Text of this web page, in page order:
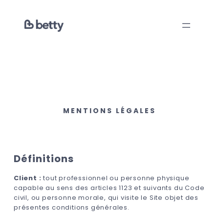
contenu
MENTIONS LÉGALES
Définitions
Client : tout professionnel ou personne physique
capable au sens des articles 1123 et suivants du Code
civil, ou personne morale, qui visite le Site objet des
présentes conditions générales.